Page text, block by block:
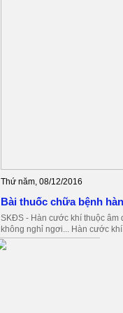
Thứ năm, 08/12/2016
Bài thuốc chữa bệnh
SKĐS - Hàn cước khí thuộc âm
không nghỉ ngơi... Hàn cước